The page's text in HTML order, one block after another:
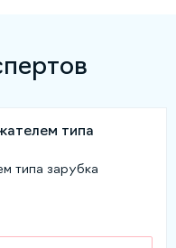
типа зарубка